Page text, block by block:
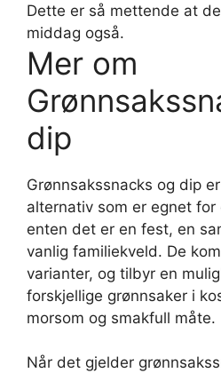
Dette er så mettende at
middag også.
Mer om
dip
Grønnsakssnacks og dip
alternativ som er egnet for
enten det er en fest, en
vanlig familiekveld. De
varianter, og tilbyr en
forskjellige grønnsaker i
morsom og smakfull måte.
Når det gjelder